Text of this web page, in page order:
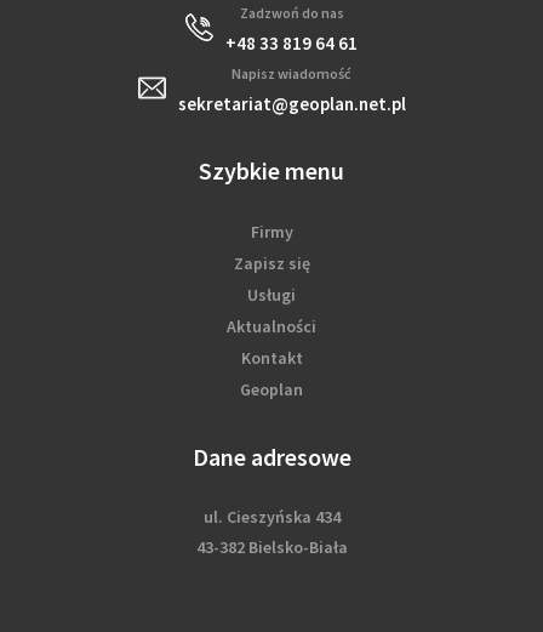
Zadzwoń do nas
+48 33 819 64 61
Napisz wiadomość
sekretariat@geoplan.net.pl
Szybkie menu
Firmy
Zapisz się
Usługi
Aktualności
Kontakt
Geoplan
Dane adresowe
ul. Cieszyńska 434
43-382 Bielsko-Biała